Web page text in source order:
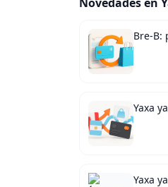
Bre-B:
Yaxa
Yaxa